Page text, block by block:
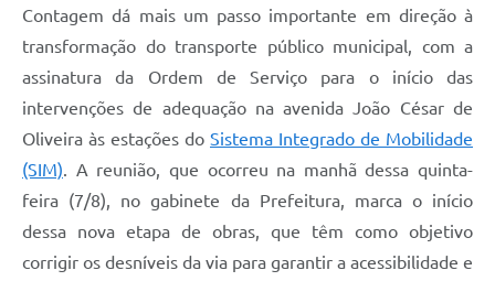
Contagem dá mais um passo importante em direção à
transformação do transporte público municipal, com a
assinatura da Ordem de Serviço para o início das
intervenções de adequação na avenida João César de
Oliveira às estações do Sistema Integrado de Mobilidade
(SIM) . A reunião, que ocorreu na manhã dessa quinta-
feira (7/8), no gabinete da Prefeitura, marca o início
dessa nova etapa de obras, que têm como objetivo
corrigir os desníveis da via para garantir a acessibilidade e